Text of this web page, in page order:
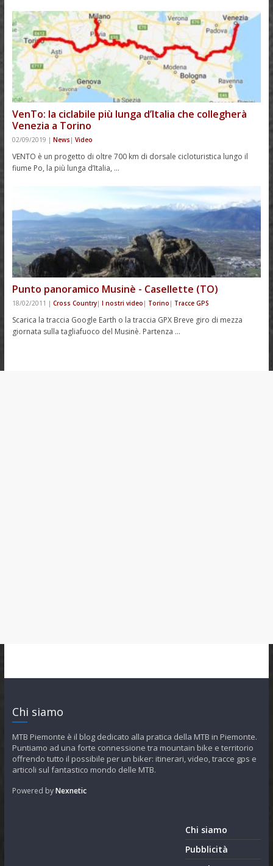
VenTo: la ciclabile più lunga d’Italia che collegherà
Venezia a Torino
02/09/2019 | News | Video
VENTO è un progetto di oltre 700 km di dorsale cicloturistica lungo il
fiume Po, la più lunga d’Italia, …
Punto panoramico Musinè - Casellette (TO)
18/02/2011 | Cross Country| I nostri video | Torino | Tracce GPS
Scarica la traccia Google Earth o la traccia GPX Breve giro di mezza
giornata sulla tagliafuoco del Musinè. Partenza …
Chi siamo
MTB Piemonte è il blog dedicato alla pratica della MTB in Piemonte.
Puntiamo ad una forte connessione tra mountain bike e territorio
offrendo tutto il possibile per un biker: itinerari, video, tracce gps e
articoli sul fantastico mondo delle MTB.
Powered byNexnetic
Chi siamo
Pubblicità